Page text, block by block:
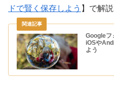
ドで賢く保存しよう 】で解
Googleフ
iOSや
よう